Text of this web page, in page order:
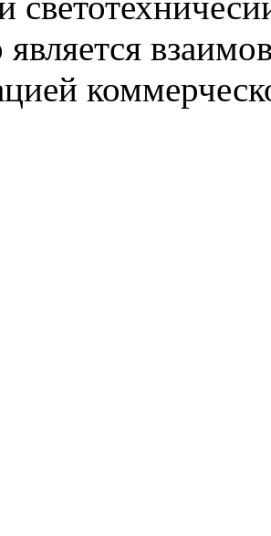
является